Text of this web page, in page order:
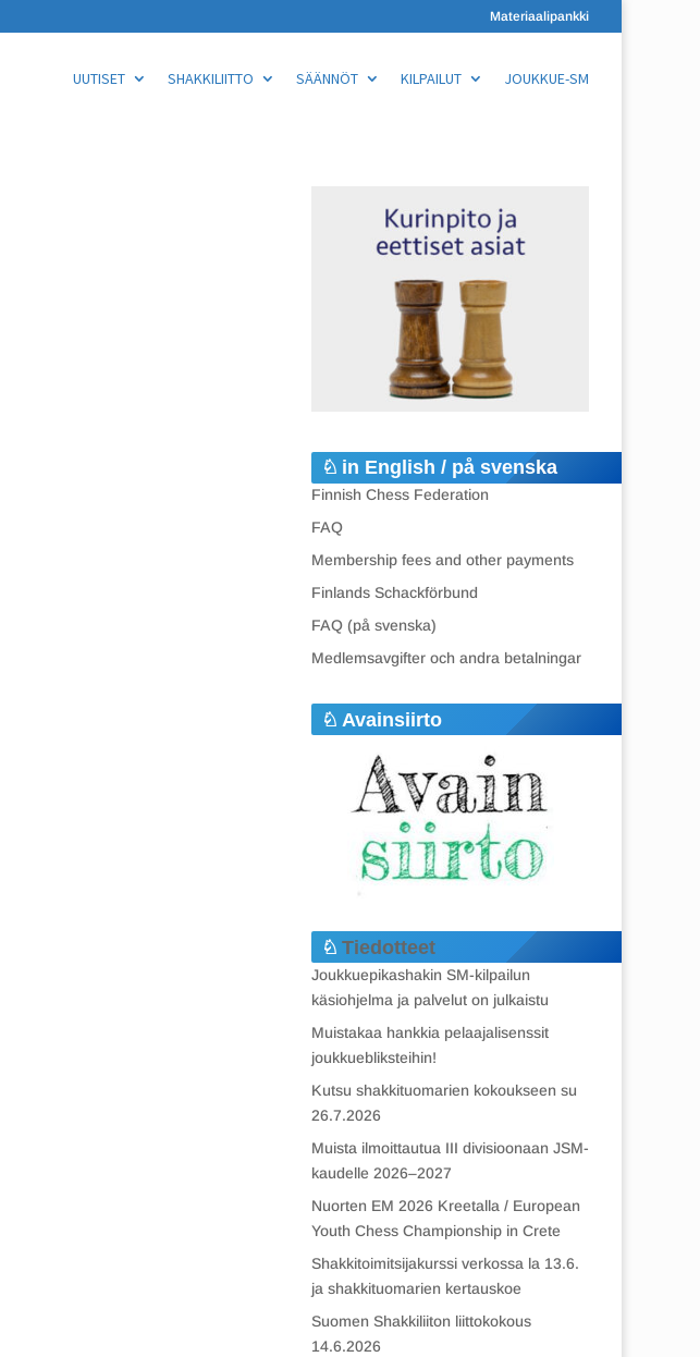
Materiaalipankki
UUTISET SHAKKILIITTO SÄÄNNÖT KILPAILUT JOUKKUE-SM
in English / på svenska
Finnish Chess Federation
FAQ
Membership fees and other payments
Finlands Schackförbund
FAQ (på svenska)
Medlemsavgifter och andra betalningar
Avainsiirto
Tiedotteet
Joukkuepikashakin SM-kilpailun
käsiohjelma ja palvelut on julkaistu
Muistakaa hankkia pelaajalisenssit
joukkuebliksteihin!
Kutsu shakkituomarien kokoukseen su
26.7.2026
Muista ilmoittautua III divisioonaan JSM-
kaudelle 2026–2027
Nuorten EM 2026 Kreetalla / European
Youth Chess Championship in Crete
Shakkitoimitsijakurssi verkossa la 13.6.
ja shakkituomarien kertauskoe
Suomen Shakkiliiton liittokokous
14.6.2026